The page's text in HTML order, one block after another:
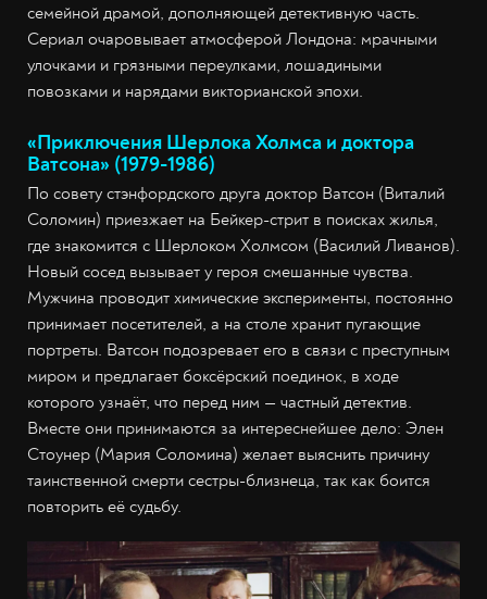
семейной драмой, дополняющей детективную часть.
Сериал очаровывает атмосферой Лондона: мрачными
улочками и грязными переулками, лошадиными
повозками и нарядами викторианской эпохи.
«Приключения Шерлока Холмса и доктора
Ватсона» (1979-1986)
По совету стэнфордского друга доктор Ватсон (Виталий
Соломин) приезжает на Бейкер-стрит в поисках жилья,
где знакомится с Шерлоком Холмсом (Василий Ливанов).
Новый сосед вызывает у героя смешанные чувства.
Мужчина проводит химические эксперименты, постоянно
принимает посетителей, а на столе хранит пугающие
портреты. Ватсон подозревает его в связи с преступным
миром и предлагает боксëрский поединок, в ходе
которого узнаёт, что перед ним — частный детектив.
Вместе они принимаются за интереснейшее дело: Элен
Стоунер (Мария Соломина) желает выяснить причину
таинственной смерти сестры-близнеца, так как боится
повторить её судьбу.